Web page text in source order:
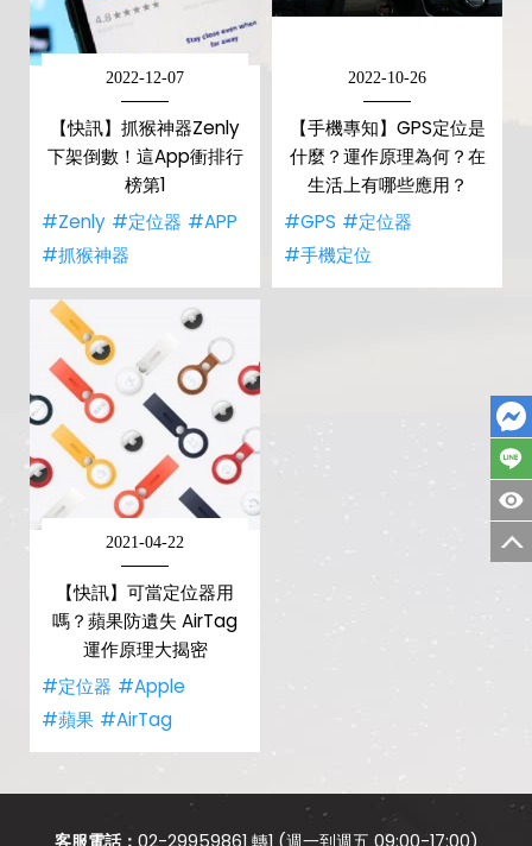
2022-12-07
【快訊】抓猴神器Zenly
下架倒數！這App衝排行
榜第1
#Zenly #定位器 #APP
#抓猴神器
2022-10-26
【手機專知】GPS定位是
什麼？運作原理為何？在
生活上有哪些應用？
#GPS #定位器
#手機定位
2021-04-22
【快訊】可當定位器用
嗎？蘋果防遺失 AirTag
運作原理大揭密
#定位器 #Apple
#蘋果 #AirTag
客服電話： 02-29959861 轉1 (週一到週五 09:00-17:00)